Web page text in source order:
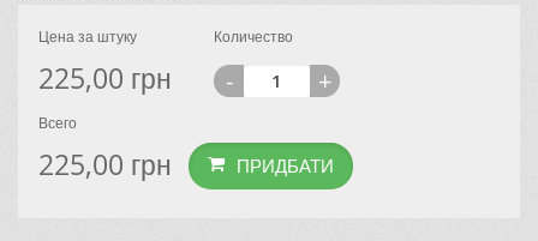
Цена за штуку
225,00 грн
Количество
- +
Всего
225,00 грн ПРИДБАТИ